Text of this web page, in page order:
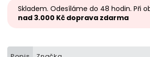
Skladem. Odesíláme do 48 hodin. Při
nad 3.000 Kč doprava zdarma